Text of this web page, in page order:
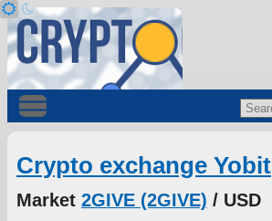
Crypto exchange Yobit
Market 2GIVE (2GIVE) / USD